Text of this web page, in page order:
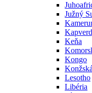
Južný
Keňa
Kongo
Lesotho
Libéria